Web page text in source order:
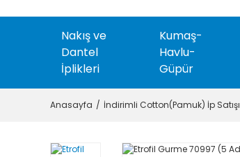
Nakış ve
Dantel
İplikleri
Kumaş-
Havlu-
Güpür
Anasayfa İndirimli Cotton(Pamuk) İp Satışı